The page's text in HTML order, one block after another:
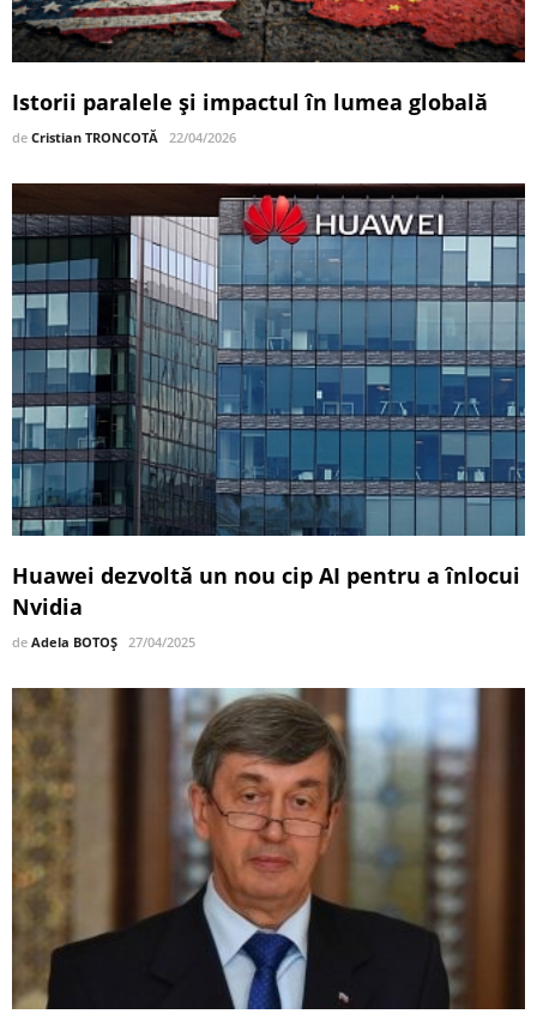
Istorii paralele și impactul în lumea globală
de Cristian TRONCOTĂ 22/04/2026
Huawei dezvoltă un nou cip AI pentru a înlocui
Nvidia
de Adela BOTOȘ 27/04/2025